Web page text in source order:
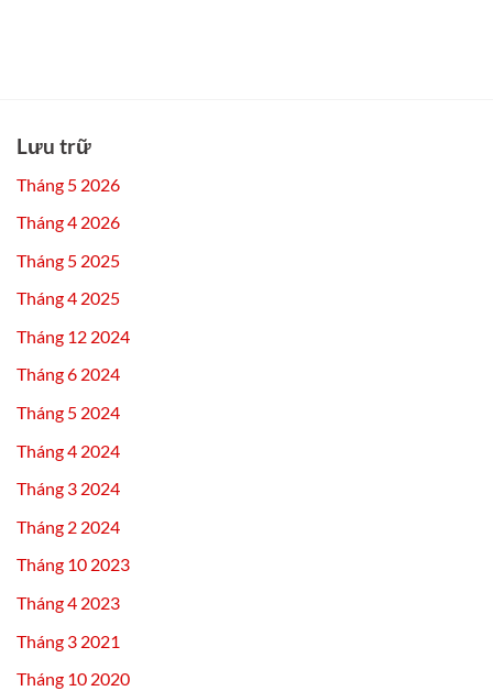
Lưu trữ
Tháng 5 2026
Tháng 4 2026
Tháng 5 2025
Tháng 4 2025
Tháng 12 2024
Tháng 6 2024
Tháng 5 2024
Tháng 4 2024
Tháng 3 2024
Tháng 2 2024
Tháng 10 2023
Tháng 4 2023
Tháng 3 2021
Tháng 10 2020